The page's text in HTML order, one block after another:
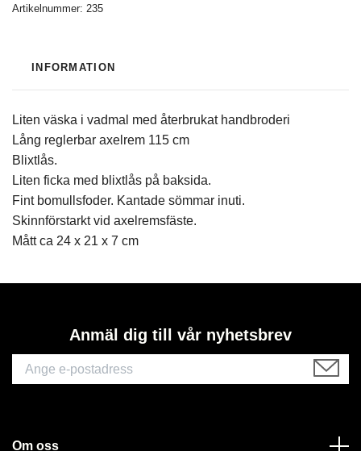
Artikelnummer: 235
INFORMATION
Liten väska i vadmal med återbrukat handbroderi
Lång reglerbar axelrem 115 cm
Blixtlås.
Liten ficka med blixtlås på baksida.
Fint bomullsfoder. Kantade sömmar inuti.
Skinnförstarkt vid axelremsfäste.
Mått ca 24 x 21 x 7 cm
Anmäl dig till vår nyhetsbrev
Om oss